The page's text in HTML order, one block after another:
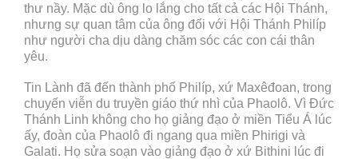
thư nầy. Mặc dù ông lo lắng cho tất cả các Hội Thánh,
nhưng sự quan tâm của ông đối với Hội Thánh Philíp
như người cha dịu dàng chăm sóc các con cái thân
yêu.
Tin Lành đã đến thành phố Philíp, xứ Maxêđoan, trong
chuyến viễn du truyền giáo thứ nhì của Phaolô. Vì Đức
Thánh Linh không cho họ giảng đạo ở miền Tiểu Á lúc
ấy, đoàn của Phaolô đi ngang qua miền Phirigi và
Galati. Họ sửa soạn vào giảng đạo ở xứ Bithini lúc đi